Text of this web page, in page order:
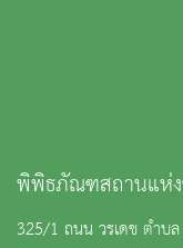
พิพิธภัณฑสถานแห่
325/1 ถนน วรเดช ตำบ